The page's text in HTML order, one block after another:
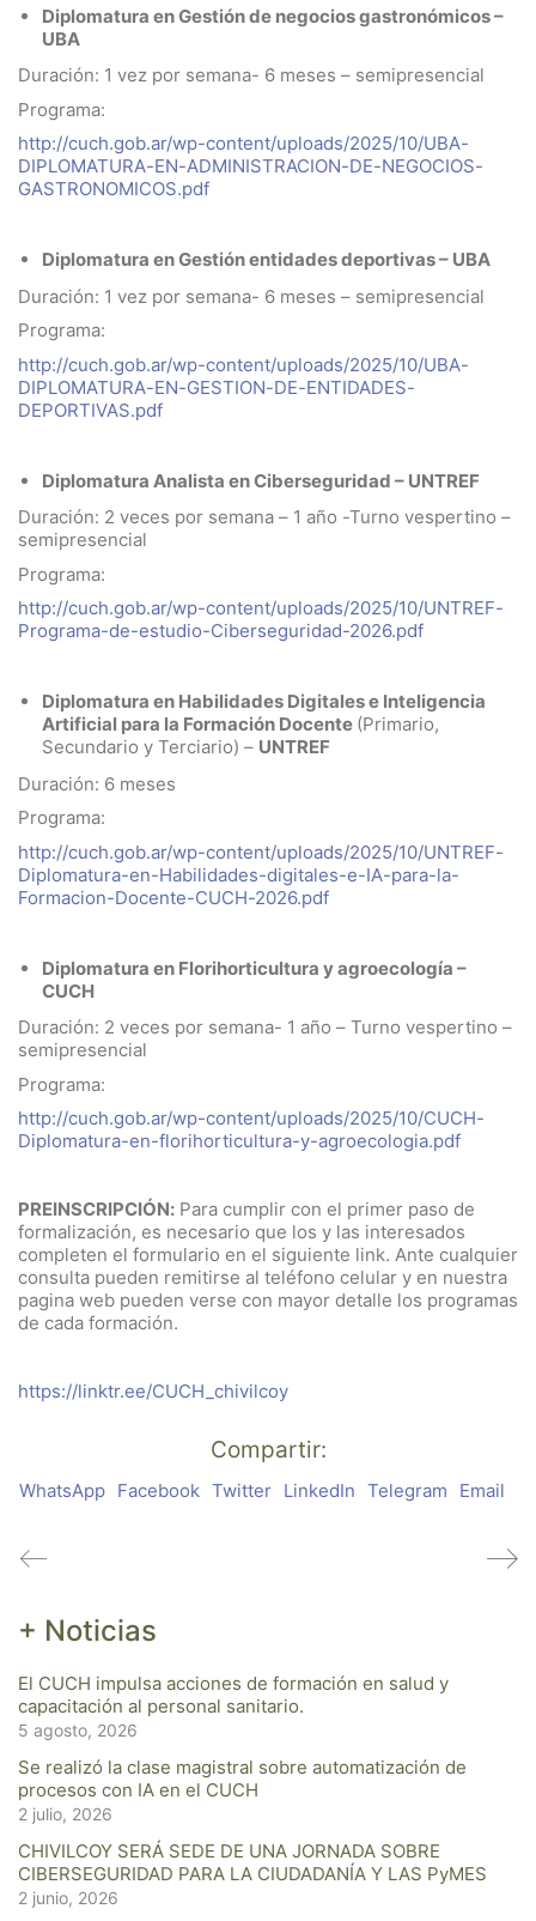
Diplomatura en Gestión de negocios gastronómicos –
UBA
Duración: 1 vez por semana- 6 meses – semipresencial
Programa:
http://cuch.gob.ar/wp-content/uploads/2025/10/UBA-
DIPLOMATURA-EN-ADMINISTRACION-DE-NEGOCIOS-
GASTRONOMICOS.pdf
Diplomatura en Gestión entidades deportivas – UBA
Duración: 1 vez por semana- 6 meses – semipresencial
Programa:
http://cuch.gob.ar/wp-content/uploads/2025/10/UBA-
DIPLOMATURA-EN-GESTION-DE-ENTIDADES-
DEPORTIVAS.pdf
Diplomatura Analista en Ciberseguridad – UNTREF
Duración: 2 veces por semana – 1 año -Turno vespertino –
semipresencial
Programa:
http://cuch.gob.ar/wp-content/uploads/2025/10/UNTREF-
Programa-de-estudio-Ciberseguridad-2026.pdf
Diplomatura en Habilidades Digitales e Inteligencia
Artificial para la Formación Docente (Primario,
Secundario y Terciario) – UNTREF
Duración: 6 meses
Programa:
http://cuch.gob.ar/wp-content/uploads/2025/10/UNTREF-
Diplomatura-en-Habilidades-digitales-e-IA-para-la-
Formacion-Docente-CUCH-2026.pdf
Diplomatura en Florihorticultura y agroecología –
CUCH
Duración: 2 veces por semana- 1 año – Turno vespertino –
semipresencial
Programa:
http://cuch.gob.ar/wp-content/uploads/2025/10/CUCH-
Diplomatura-en-florihorticultura-y-agroecologia.pdf
PREINSCRIPCIÓN: Para cumplir con el primer paso de
formalización, es necesario que los y las interesados
completen el formulario en el siguiente link. Ante cualquier
consulta pueden remitirse al teléfono celular y en nuestra
pagina web pueden verse con mayor detalle los programas
de cada formación.
https://linktr.ee/CUCH_chivilcoy
Compartir:
WhatsApp Facebook Twitter LinkedIn Telegram Email
+ Noticias
El CUCH impulsa acciones de formación en salud y
capacitación al personal sanitario.
5 agosto, 2026
Se realizó la clase magistral sobre automatización de
procesos con IA en el CUCH
2 julio, 2026
CHIVILCOY SERÁ SEDE DE UNA JORNADA SOBRE
CIBERSEGURIDAD PARA LA CIUDADANÍA Y LAS PyMES
2 junio, 2026